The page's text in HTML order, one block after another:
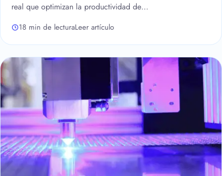
real que optimizan la productividad de…
18 min de lecturaLeer artículo